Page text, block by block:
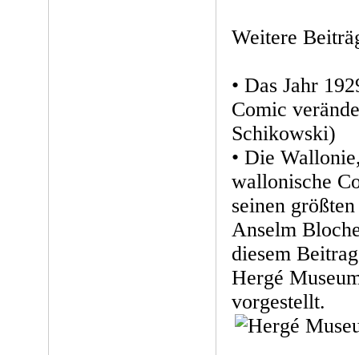
Weitere
• Das Jahr
Comic
Schikowski)
• Die
wallonische
seinen
Anselm
diesem
Hergé
vorgestellt.